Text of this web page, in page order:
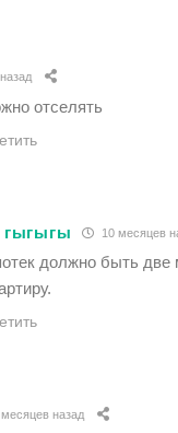
отселять
10 месяцев
должно быть две
месяцев назад